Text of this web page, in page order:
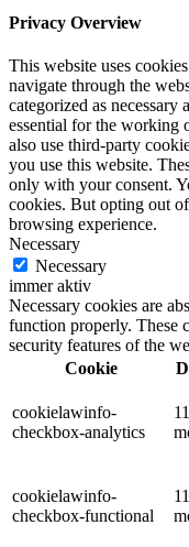
Privacy Overview
This website uses
navigate through the
categorized as necessary
essential for the working
also use third-party
you use this website.
only with your consent.
cookies. But opting out
browsing experience.
Necessary
Necessary
immer aktiv
Necessary cookies are
function properly. These
security features of the
Cookie
cookielawinfo-
checkbox-analytics
11
cookielawinfo-
checkbox-functional
11